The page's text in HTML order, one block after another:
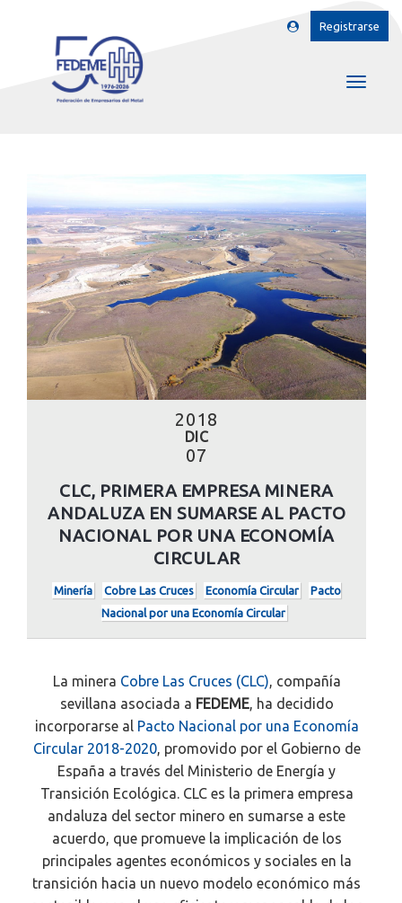
Registrarse
2018
DIC
07
CLC, PRIMERA EMPRESA MINERA
ANDALUZA EN SUMARSE AL PACTO
NACIONAL POR UNA ECONOMÍA
CIRCULAR
Minería Cobre Las Cruces Economía Circular
Pacto
Nacional por una Economía Circular
La minera Cobre Las Cruces (CLC), compañía
sevillana asociada a FEDEME, ha decidido
incorporarse al Pacto Nacional por una Economía
Circular 2018-2020, promovido por el Gobierno de
España a través del Ministerio de Energía y
Transición Ecológica. CLC es la primera empresa
andaluza del sector minero en sumarse a este
acuerdo, que promueve la implicación de los
principales agentes económicos y sociales en la
transición hacia un nuevo modelo económico más